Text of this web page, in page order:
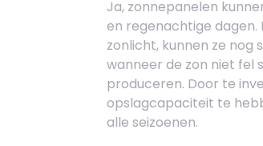
Ja, zonnepanelen
en regenachtige
zonlicht, kunnen ze nog
wanneer de zon niet fel
produceren. Door te
opslagcapaciteit te
alle seizoenen.